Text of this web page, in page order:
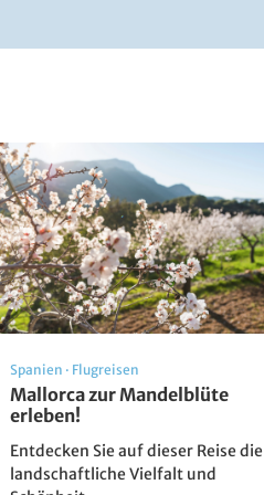
im Kurort Marienbad
Media Library
Spa Medical
Spanien · Flugreisen
Mallorca zur Mandelblüte
erleben!
Entdecken Sie auf dieser Reise die
landschaftliche Vielfalt und